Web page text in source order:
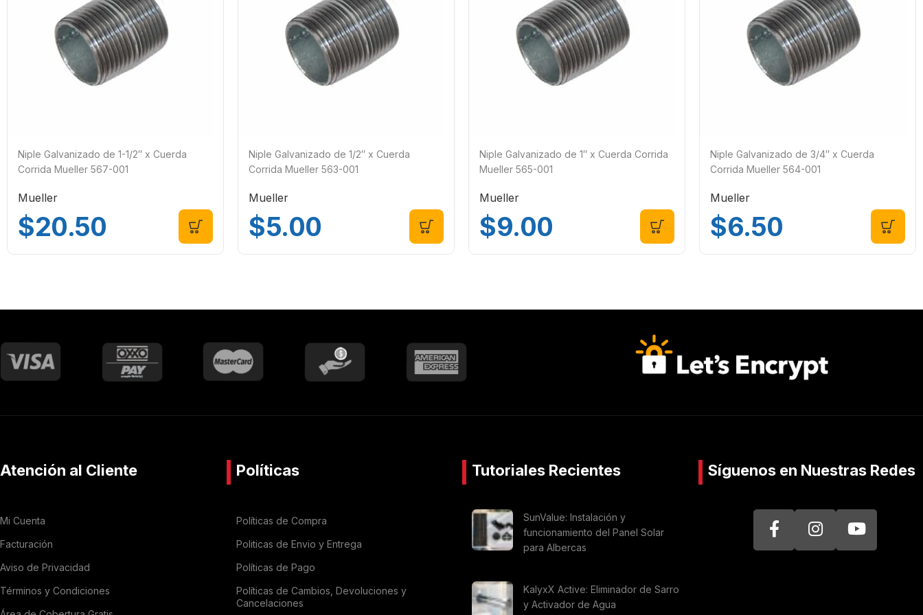
Niple Galvanizado de 1-1/2″ x Cuerda
Corrida Mueller 567-001
Mueller
$20.50
Niple Galvanizado de 1/2″ x Cuerda
Corrida Mueller 563-001
Mueller
$5.00
Niple Galvanizado de 1″ x Cuerda Corrida
Mueller 565-001
Mueller
$9.00
Niple Galvanizado de 3/4″ x Cuerda
Corrida Mueller 564-001
Mueller
$6.50
Atención al Cliente
Mi Cuenta
Facturación
Aviso de Privacidad
Términos y Condiciones
Políticas
Políticas de Compra
Politicas de Envio y Entrega
Políticas de Pago
Políticas de Cambios, Devoluciones y
Cancelaciones
Tutoriales Recientes
SunValue: Instalación y
funcionamiento del Panel Solar
para Albercas
KalyxX Active: Eliminador de Sarro
y Activador de Agua
Síguenos en Nuestras Redes